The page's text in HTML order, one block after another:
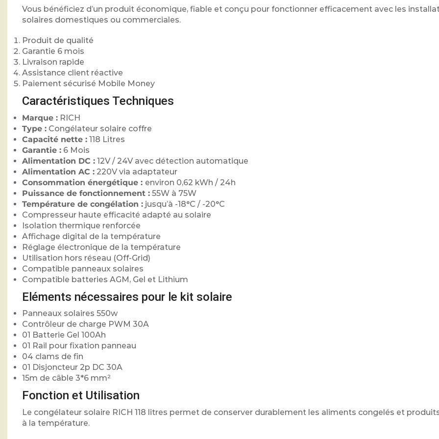
Vous bénéficiez d’un produit économique, fiable et conçu pour fonctionner efficacement avec les
solaires domestiques ou commerciales.
Produit de qualité
Garantie 6 mois
Livraison rapide
Assistance client réactive
Paiement sécurisé Mobile Money
Caractéristiques Techniques
Marque : RICH
Type : Congélateur solaire coffre
Capacité nette : 118 Litres
Garantie : 6 Mois
Alimentation DC : 12V / 24V avec détection automatique
Alimentation AC : 220V via adaptateur
Consommation énergétique : environ 0,62 kWh / 24h
Puissance de fonctionnement : 55W à 75W
Température de congélation : jusqu’à -18°C / -20°C
Compresseur haute efficacité adapté au solaire
Isolation thermique renforcée
Affichage digital de la température
Réglage électronique de la température
Utilisation hors réseau (Off-Grid)
Compatible panneaux solaires
Compatible batteries AGM, Gel et Lithium
Eléments nécessaires pour le kit solaire
Panneaux solaires 550w
Contrôleur de charge PWM 30A
01 Batterie Gel 100Ah
01 Rail pour fixation panneau
04 clams de fin
01 Disjoncteur 2p DC 30A
15m de câble 3*6 mm²
Fonction et Utilisation
Le congélateur solaire RICH 118 litres permet de conserver durablement les aliments congelés et
à la température.